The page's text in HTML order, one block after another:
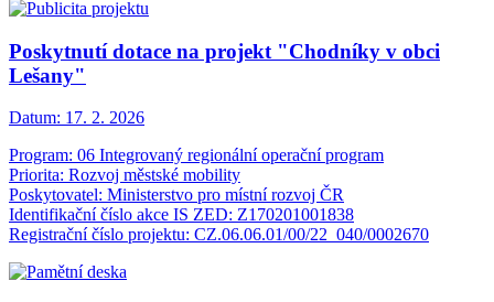
Poskytnutí dotace na projekt "Chodníky v obci
Lešany"
Datum: 17. 2. 2026
Program: 06 Integrovaný regionální operační program
Priorita: Rozvoj městské mobility
Poskytovatel: Ministerstvo pro místní rozvoj ČR
Identifikační číslo akce IS ZED: Z170201001838
Registrační číslo projektu: CZ.06.06.01/00/22_040/0002670